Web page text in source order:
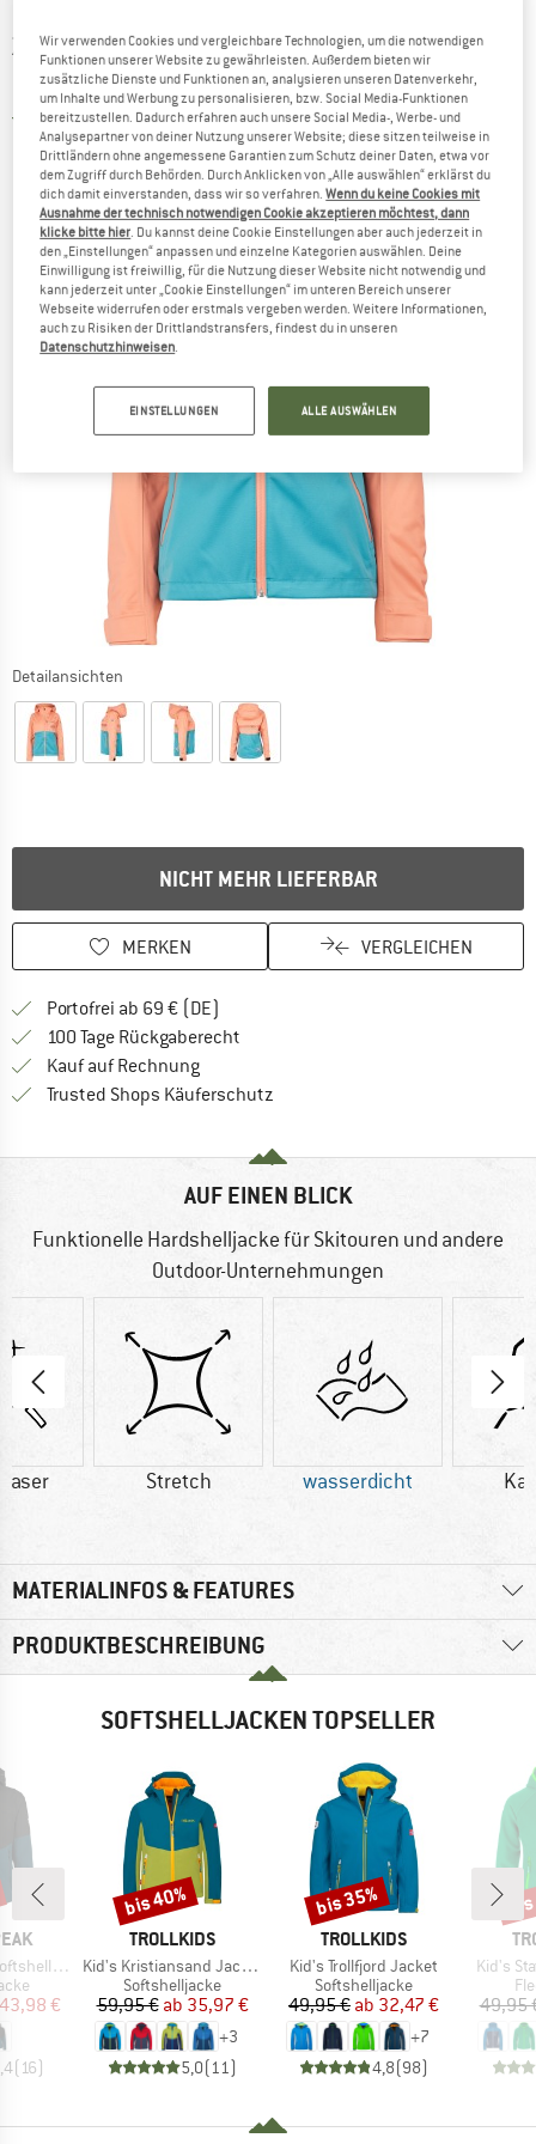
ZIMTSTERN -Women's Evolz Jacket -
Regenjacke
2,0(1)
Detailansichten
NICHT MEHR LIEFERBAR
MERKEN VERGLEICHEN
Portofrei ab 69 € (DE)
100 Tage Rückgaberecht
Kauf auf RechnungFinde die Zahlungs-Infos hier! Öffnet
Trusted Shops Käuferschutz
AUF EINEN BLICK
Funktionelle Hardshelljacke für Skitouren und andere
Outdoor-Unternehmungen
Stretch wasserdicht
MATERIALINFOS & FEATURES
PRODUKTBESCHREIBUNG
SOFTSHELLJACKEN TOPSELLER
Jacket
Preis
43,98 €
(16)
MARKE
TROLLKIDS
Artikel
Kid's Kristiansand Jacket
Produktgruppe
Softshelljacke
Preis
59,95 € reduzierter Preis
ab 35,97 €
+3
5,0(11 )
Rabatt
bis 40%
MARKE
TROLLKIDS
Artikel
Kid's Trollfjord Jacket
Produktgruppe
Softshelljacke
Preis
49,95 € reduzierter Preis
ab 32,47 €
+7
4,8(98)
Rabatt
bis 35%
Artikel
Kid's
49,95
Wir verwenden Cookies und vergleichbare Technologien, um die notwendigen
Funktionen unserer Website zu gewährleisten. Außerdem bieten wir
zusätzliche Dienste und Funktionen an, analysieren unseren Datenverkehr,
um Inhalte und Werbung zu personalisieren, bzw. Social Media-Funktionen
bereitzustellen. Dadurch erfahren auch unsere Social Media-, Werbe- und
Analysepartner von deiner Nutzung unserer Website; diese sitzen teilweise in
Drittländern ohne angemessene Garantien zum Schutz deiner Daten, etwa vor
dem Zugriff durch Behörden. Durch Anklicken von „Alle auswählen“ erklärst du
dich damit einverstanden, dass wir so verfahren.Wenn du keine Cookies mit
Ausnahme der technisch notwendigen Cookie akzeptieren möchtest, dann
klicke bitte hier . Du kannst deine Cookie Einstellungen aber auch jederzeit in
den „Einstellungen“ anpassen und einzelne Kategorien auswählen. Deine
Einwilligung ist freiwillig, für die Nutzung dieser Website nicht notwendig und
kann jederzeit unter „Cookie Einstellungen“ im unteren Bereich unserer
Webseite widerrufen oder erstmals vergeben werden. Weitere Informationen,
auch zu Risiken der Drittlandstransfers, findest du in unseren
Datenschutzhinweisen
EINSTELLUNGEN ALLE AUSWÄHLEN